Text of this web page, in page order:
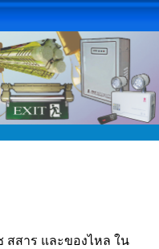
สาร และของไหล ใน